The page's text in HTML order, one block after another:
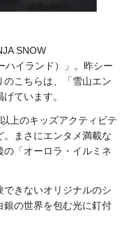
SNOW
ハイランド）」。昨シー
のこちらは、「雪山エン
ています。
上のキッズアクティビテ
。まさにエンタメ満載な
の「オーロラ・イルミネ
きないオリジナルのシ
銀の世界を包む光に釘付